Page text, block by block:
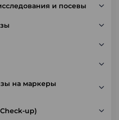
и посевы
на маркеры
up)